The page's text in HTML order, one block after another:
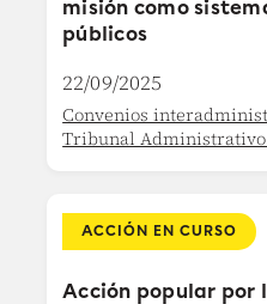
misión como
públicos
22/09/2025
Convenios
Tribunal
ACCIÓN EN CURSO
Acción popular por